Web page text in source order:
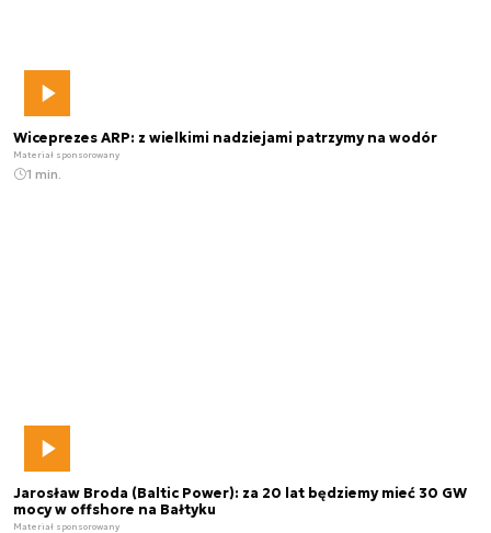
Wiceprezes ARP: z wielkimi nadziejami patrzymy na wodór
Materiał sponsorowany
1 min.
Jarosław Broda (Baltic Power): za 20 lat będziemy mieć 30 GW
mocy w offshore na Bałtyku
Materiał sponsorowany